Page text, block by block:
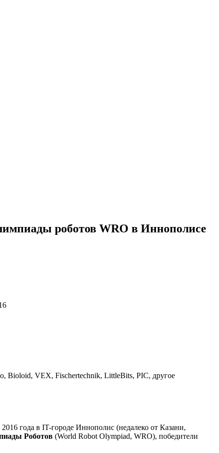
роботов WRO в Иннополисе
Bioloid, VEX, Fischertechnik, LittleBits, PIC, другое
года в IT-городе Иннополис (недалеко от Казани,
Роботов (World Robot Olympiad, WRO), победители